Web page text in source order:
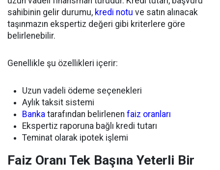
sahibinin gelir durumu, kredi notu ve satın alınacak
taşınmazın ekspertiz değeri gibi kriterlere göre
belirlenebilir.
Genellikle şu özellikleri içerir:
Uzun vadeli ödeme seçenekleri
Aylık taksit sistemi
Banka tarafından belirlenen faiz oranları
Ekspertiz raporuna bağlı kredi tutarı
Teminat olarak ipotek işlemi
Faiz Oranı Tek Başına Yeterli Bir